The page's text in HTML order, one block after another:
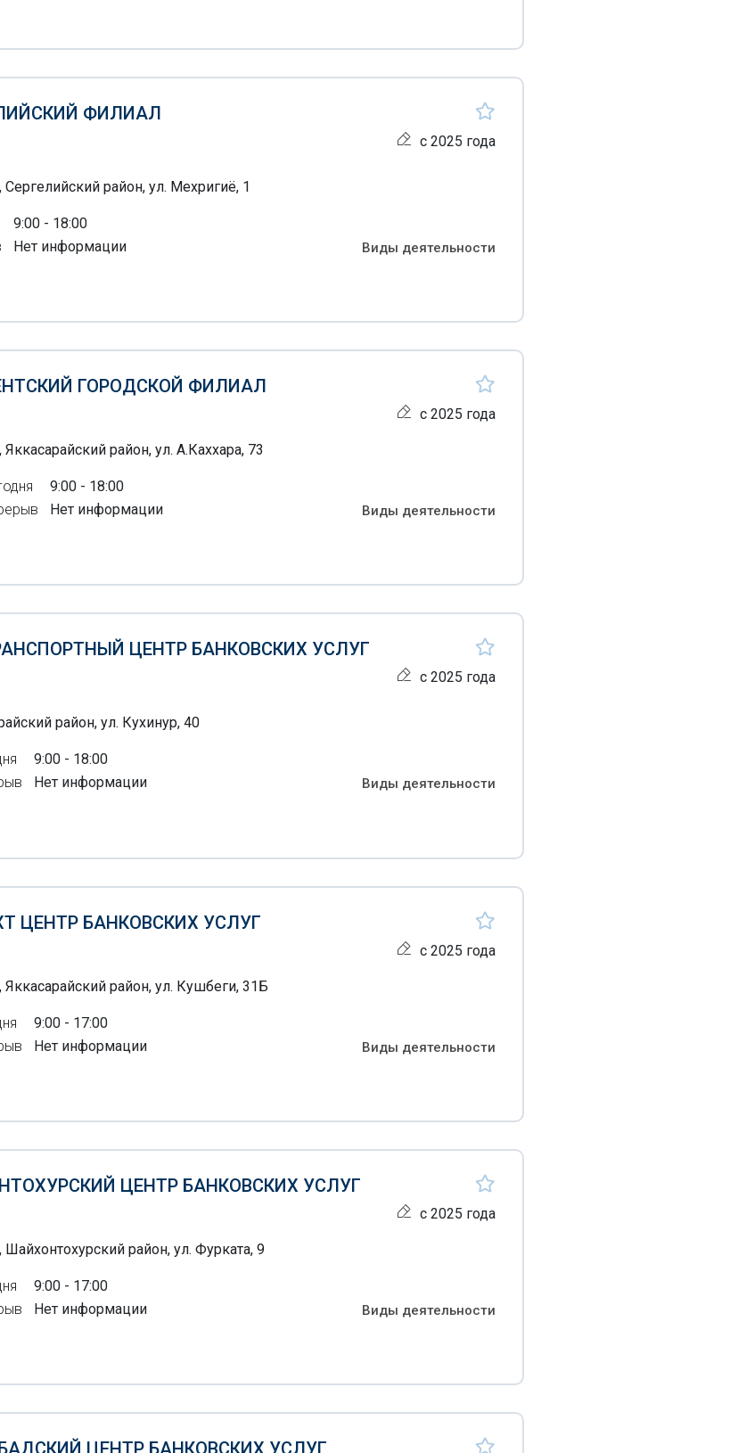
ФИЛИАЛ
с 2025 года
район, ул. Мехригиё, 1
9:00 - 18:00
Нет информации
Виды деятельности
ГОРОДСКОЙ ФИЛИАЛ
с 2025 года
район, ул. А.Каххара, 73
9:00 - 18:00
Нет информации
Виды деятельности
ЦЕНТР БАНКОВСКИХ УСЛУГ
с 2025 года
район, ул. Кухинур, 40
9:00 - 18:00
Нет информации
Виды деятельности
ЦЕНТР БАНКОВСКИХ УСЛУГ
с 2025 года
район, ул. Кушбеги, 31Б
9:00 - 17:00
Нет информации
Виды деятельности
ЦЕНТР БАНКОВСКИХ УСЛУГ
с 2025 года
район, ул. Фурката, 9
9:00 - 17:00
Нет информации
Виды деятельности
ЦЕНТР БАНКОВСКИХ УСЛУГ